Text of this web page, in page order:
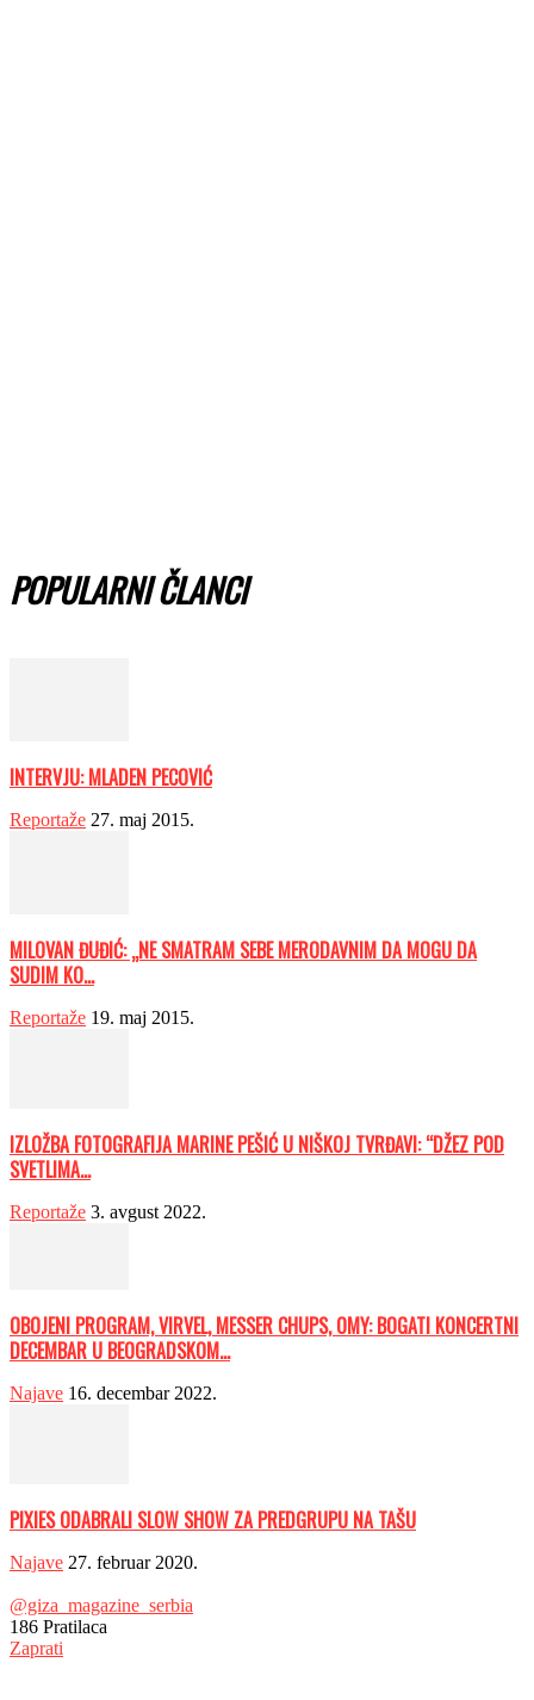
POPULARNI ČLANCI
INTERVJU: MLADEN PECOVIĆ
Reportaže 27. maj 2015.
MILOVAN ĐUĐIĆ: „NE SMATRAM SEBE MERODAVNIM DA MOGU DA
SUDIM KO...
Reportaže 19. maj 2015.
IZLOŽBA FOTOGRAFIJA MARINE PEŠIĆ U NIŠKOJ TVRĐAVI: “DŽEZ POD
SVETLIMA...
Reportaže 3. avgust 2022.
OBOJENI PROGRAM, VIRVEL, MESSER CHUPS, OMY: BOGATI KONCERTNI
DECEMBAR U BEOGRADSKOM...
Najave 16. decembar 2022.
PIXIES ODABRALI SLOW SHOW ZA PREDGRUPU NA TAŠU
Najave 27. februar 2020.
@giza_magazine_serbia
186 Pratilaca
Zaprati